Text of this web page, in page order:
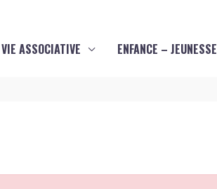
VIE ASSOCIATIVE ENFANCE – JEUNESSE